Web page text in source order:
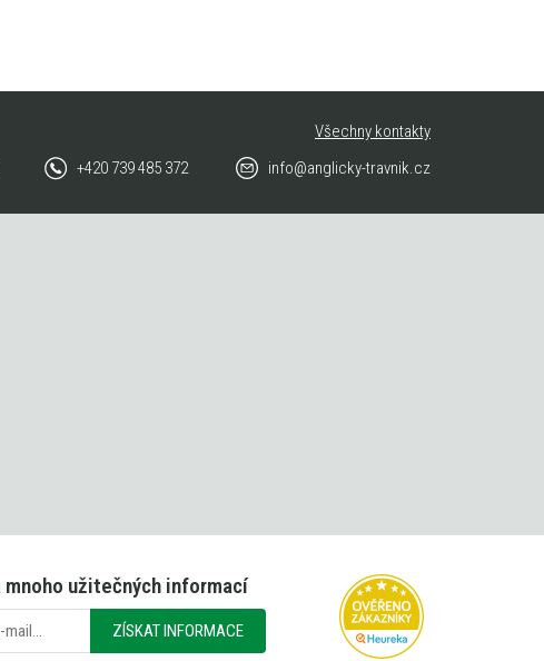
Všechny kontakty
+420 739 485 372 info@anglicky-travnik.cz
mnoho užitečných informací
ZÍSKAT INFORMACE